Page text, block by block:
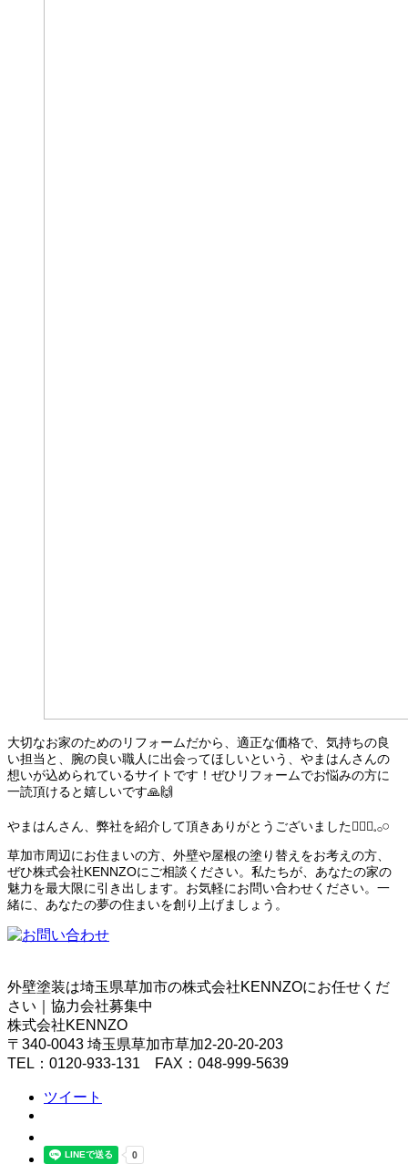
大切なお家のためのリフォームだから、適正な価格で、気持ちの良
い担当と、腕の良い職人に出会ってほしいという、やまはんさんの
想いが込められているサイトです！ぜひリフォームでお悩みの方に
一読頂けると嬉しいです🙏🙌
やまはんさん、弊社を紹介して頂きありがとうございました🙇🏻‍♀️𓈒𓂂𓏸
草加市周辺にお住まいの方、外壁や屋根の塗り替えをお考えの方、
ぜひ株式会社KENNZOにご相談ください。私たちが、あなたの家の
魅力を最大限に引き出します。お気軽にお問い合わせください。一
緒に、あなたの夢の住まいを創り上げましょう。
外壁塗装は埼玉県草加市の株式会社KENNZOにお任せくだ
さい｜協力会社募集中
株式会社KENNZO
〒340-0043 埼玉県草加市草加2-20-20-203
TEL：0120-933-131 FAX：048-999-5639
ツイート